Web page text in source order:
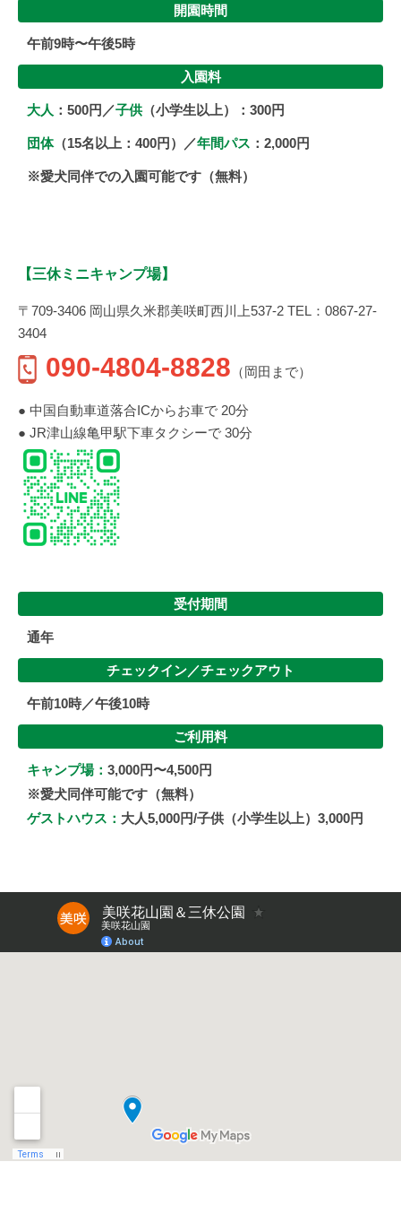
開園時間
午前9時〜午後5時
入園料
大人 ：500円／子供（小学生以上）：300円
団体（15名以上：400円）／年間パス ：2,000円
※愛犬同伴での入園可能です（無料）
【三休ミニキャンプ場】
〒709-3406 岡山県久米郡美咲町西川上537-2 TEL：0867-27-
3404
090-4804-8828 （岡田まで）
● 中国自動車道落合ICからお車で 20分
● JR津山線亀甲駅下車タクシーで 30分
受付期間
通年
チェックイン／チェックアウト
午前10時／午後10時
ご利用料
キャンプ場： 3,000円〜4,500円
※愛犬同伴可能です（無料）
ゲストハウス： 大人5,000円/子供（小学生以上）3,000円